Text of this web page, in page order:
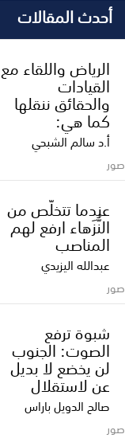
أحدث المقالات
الرياض واللقاء مع
القيادات
والحقائق ننقلها
كما هي:
أ.د سالم الشبحي
صور
عندما تتخلّص من
النُّزَهاء ارفع لهم
المناصب
عبدالله اليزيدي
صور
شبوة ترفع
الصوت: الجنوب
لن يخضع لا بديل
عن لاستقلال
صالح الدويل باراس
صور